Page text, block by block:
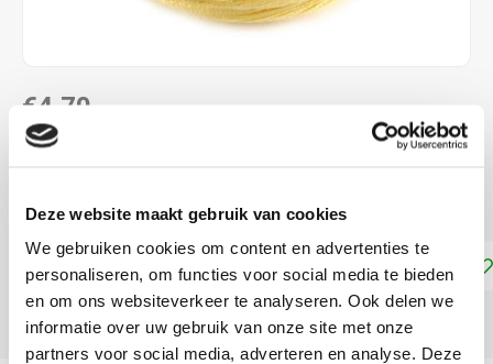
Deze website maakt gebruik van cookies
We gebruiken cookies om content en advertenties te
personaliseren, om functies voor social media te bieden
en om ons websiteverkeer te analyseren. Ook delen we
informatie over uw gebruik van onze site met onze
partners voor social media, adverteren en analyse. Deze
€4,70
DIRECT LEVERBAAR
Dmc Frivolité 80 Lees meer
Toevoegen aan winkelwagen
DELEN: